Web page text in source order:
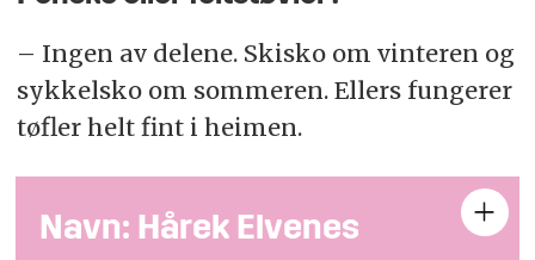
– Ingen av delene. Skisko om vinteren og
sykkelsko om sommeren. Ellers fungerer
tøfler helt fint i heimen.
Navn: Hårek Elvenes